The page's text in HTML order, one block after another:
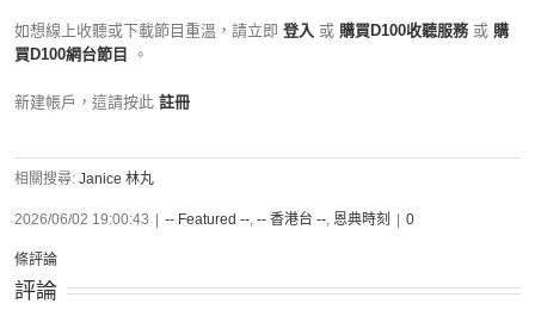
如想線上收聽或下載節目重溫，請立即 登入 或 購買D100收聽服務 或 購
買D100網台節目
。
新建帳戶，這請按此 註冊
相關搜尋: Janice 林丸
2026/06/02 19:00:43 -- Featured --, -- 香港台 --, 恩典時刻 0
條評論
評論